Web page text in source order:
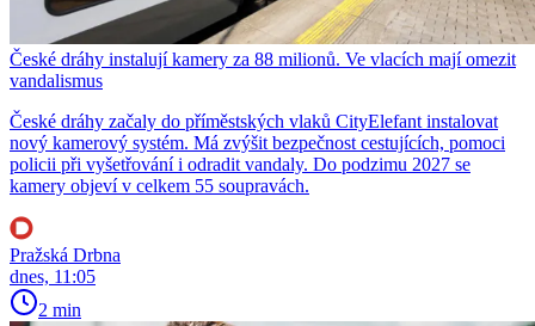
České dráhy instalují kamery za 88 milionů. Ve vlacích mají omezit
vandalismus
České dráhy začaly do příměstských vlaků CityElefant instalovat
nový kamerový systém. Má zvýšit bezpečnost cestujících, pomoci
policii při vyšetřování i odradit vandaly. Do podzimu 2027 se
kamery objeví v celkem 55 soupravách.
Pražská Drbna
dnes, 11:05
2 min